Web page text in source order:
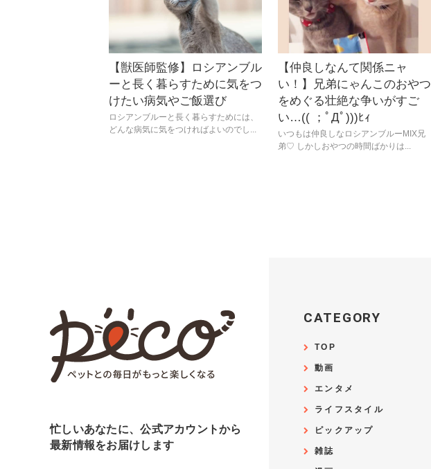
【獣医師監修】ロシアンブル
ーと長く暮らすために気をつ
けたい病気やご飯選び
ロシアンブルーと長く暮らすためには、
どんな病気に気をつければよいのでし...
【仲良しなんて関係ニャ
い！】兄弟にゃんこのおやつ
をめぐる壮絶な争いがすご
い…(( ；ﾟДﾟ)))ﾋｨ
いつもは仲良しなロシアンブルーMIX兄
弟♡ しかしおやつの時間ばかりは...
忙しいあなたに、公式アカウントから
最新情報をお届けします
CATEGORY
TOP
動画
エンタメ
ライフスタイル
ピックアップ
雑誌